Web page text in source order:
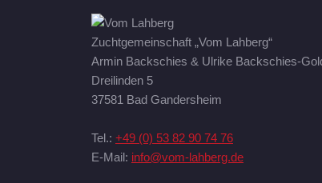
Zuchtgemeinschaft „Vom Lahberg“
Armin Backschies & Ulrike Backschies-
Dreilinden 5
37581 Bad Gandersheim
Tel.: +49 (0) 53 82 90 74 76
E-Mail: info@vom-lahberg.de